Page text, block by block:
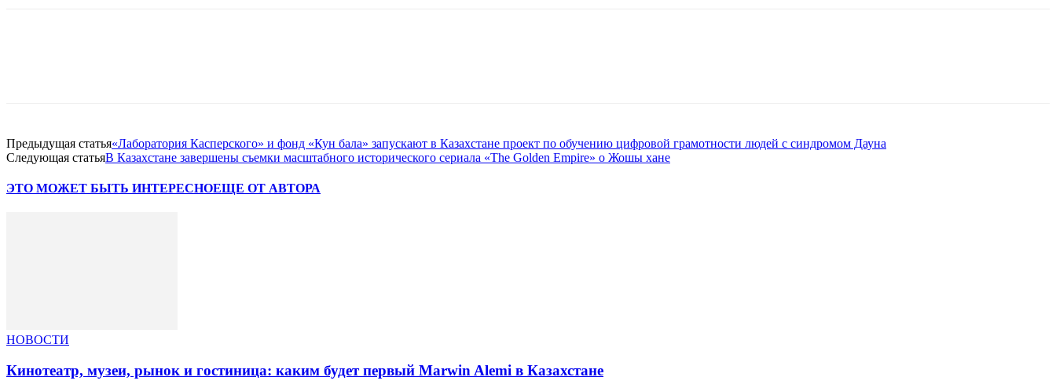
Предыдущая статья«Лаборатория Касперского» и фонд «Кун бала» запускают в Казахстане проект по обучению цифровой грамотности людей с синдромом Дауна
Следующая статьяВ Казахстане завершены съемки масштабного исторического сериала «The Golden Empire» о Жошы хане
ЭТО МОЖЕТ БЫТЬ ИНТЕРЕСНОЕЩЕ ОТ АВТОРА
НОВОСТИ
Кинотеатр, музеи, рынок и гостиница: каким будет первый Marwin Alemi в Казахстане